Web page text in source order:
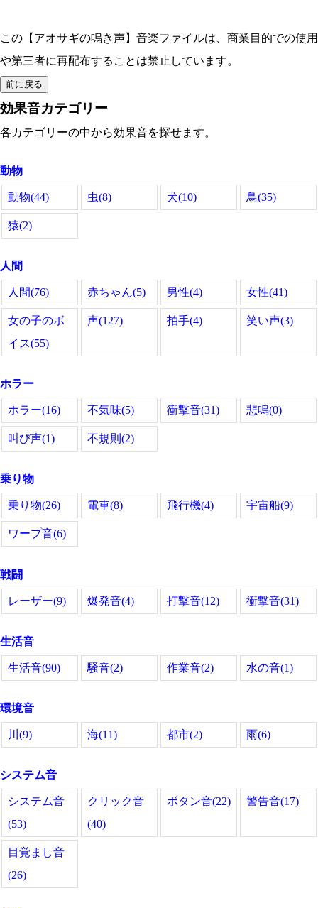
この【アオサギの鳴き声】音楽ファイルは、商業目的での使用
や第三者に再配布することは禁止しています。
効果音カテゴリー
各カテゴリーの中から効果音を探せます。
動物
動物(44) 虫(8) 犬(10) 鳥(35)
猿(2)
人間
人間(76) 赤ちゃん(5) 男性(4) 女性(41)
女の子のボ
イス(55)
声(127) 拍手(4) 笑い声(3)
ホラー
ホラー(16) 不気味(5) 衝撃音(31) 悲鳴(0)
叫び声(1) 不規則(2)
乗り物
乗り物(26) 電車(8) 飛行機(4) 宇宙船(9)
ワープ音(6)
戦闘
レーザー(9) 爆発音(4) 打撃音(12) 衝撃音(31)
生活音
生活音(90) 騒音(2) 作業音(2) 水の音(1)
環境音
川(9) 海(11) 都市(2) 雨(6)
システム音
システム音
(53)
クリック音
(40)
ボタン音(22) 警告音(17)
目覚まし音
(26)